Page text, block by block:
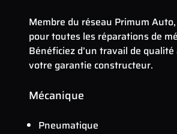
Membre du réseau Primum
pour toutes les réparations de
Bénéficiez d’un travail de
votre garantie constructeur.
Mécanique
Pneumatique